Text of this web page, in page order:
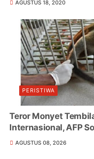
AGUSTUS 18, 2020
PERISTIWA
Teror Monyet
Internasional, AFP
AGUSTUS 08, 2026